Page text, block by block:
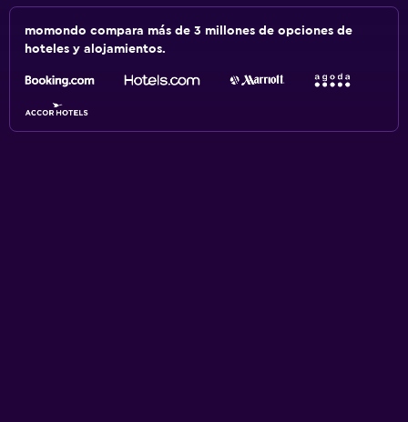
momondo compara más de 3 millones de opciones de
hoteles y alojamientos.